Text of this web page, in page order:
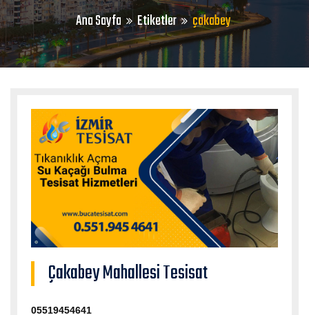
Ana Sayfa Etiketler çakabey
Çakabey Mahallesi Tesisat
05519454641